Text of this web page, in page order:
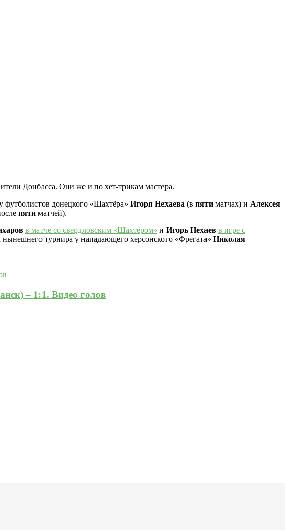
Донбасса. Они же и по хет-трикам мастера.
футболистов донецкого «Шахтёра» Игоря Нехаева (в пяти матчах) и Алексея
пяти матчей).
в матче со свердловским «Шахтёром» и Игорь Нехаев в игре с
нынешнего турнира у нападающего херсонского «Фрегата» Николая
– 1:1. Видео голов